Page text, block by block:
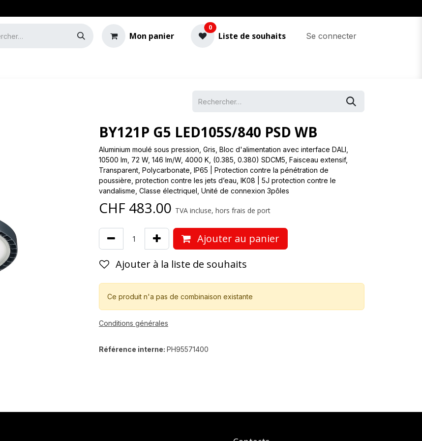
Mon panier
0
Liste de souhaits Se connecter
BY121P G5 LED105S/840 PSD WB
Aluminium moulé sous pression, Gris, Bloc d'alimentation avec interface DALI,
10500 lm, 72 W, 146 lm/W, 4000 K, (0.385, 0.380) SDCM5, Faisceau extensif,
Transparent, Polycarbonate, IP65 | Protection contre la pénétration de
poussière, protection contre les jets d’eau, IK08 | 5J protection contre le
vandalisme, Classe électriqueI, Unité de connexion 3pôles
CHF 483.00 TVA incluse, hors frais de port
Ajouter au panier
Ajouter à la liste de souhaits
Ce produit n'a pas de combinaison existante
Conditions générales
Référence interne: PH95571400